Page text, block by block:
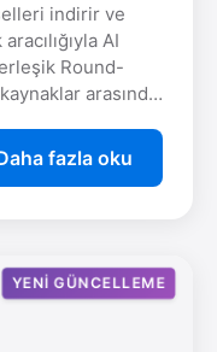
indirir ve
AI
Round-
arasında
fazla oku
YENI GÜNCELLEME